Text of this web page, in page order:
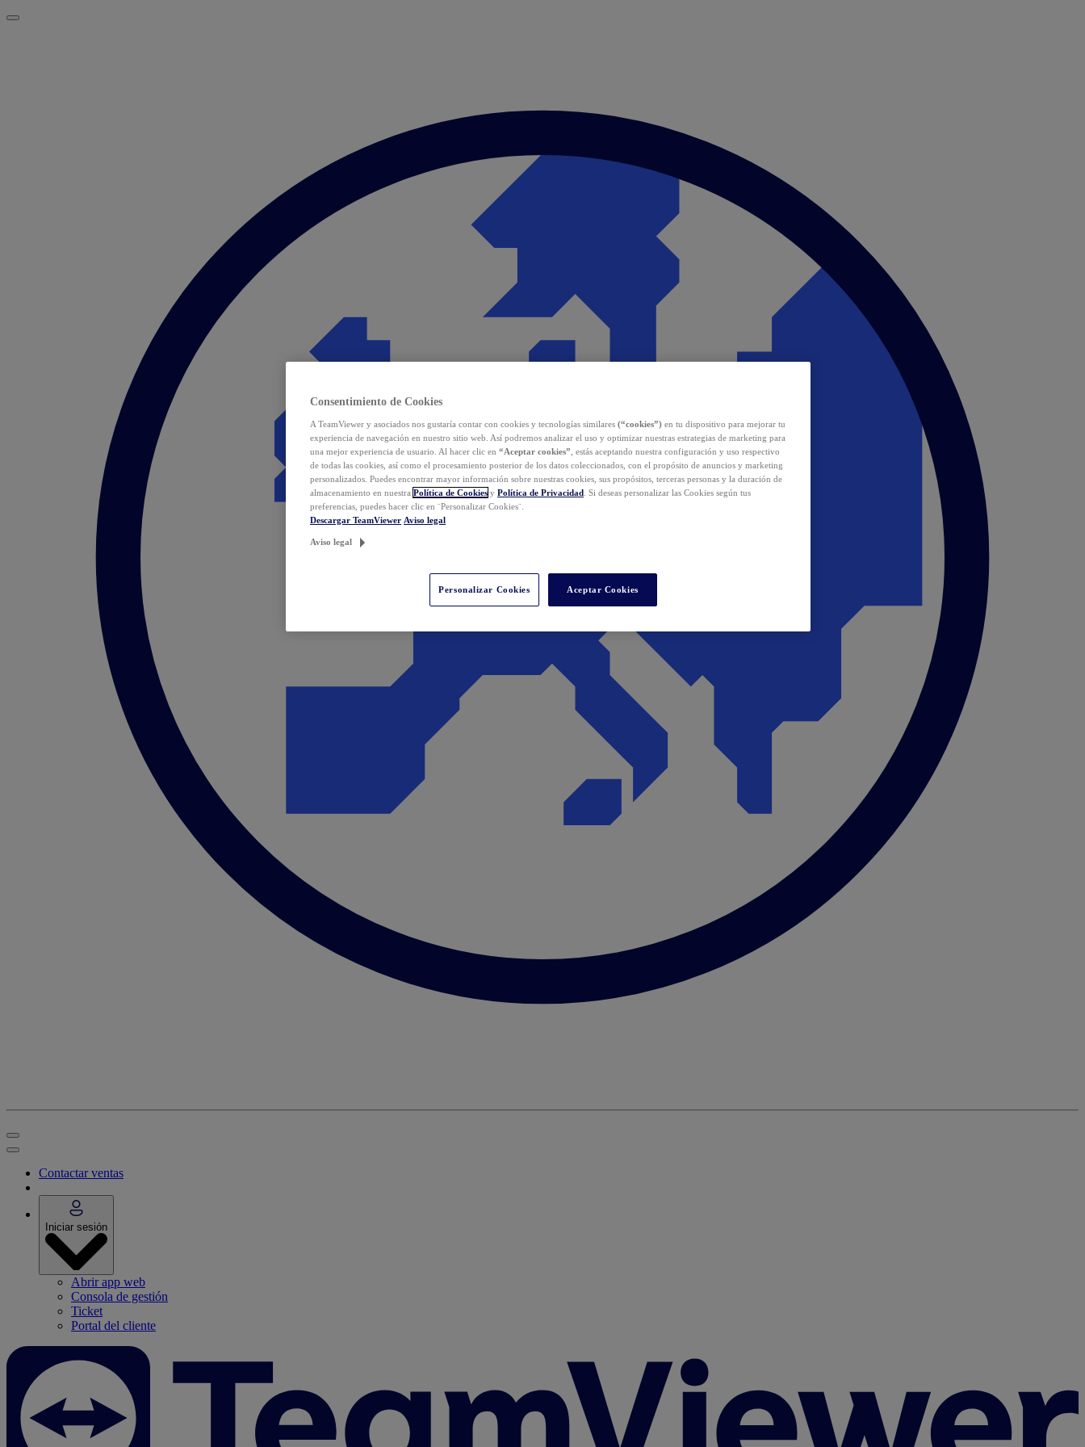
Contactar ventas
Iniciar sesión
Abrir app web
Consola de gestión
Ticket
Portal del cliente
Consentimiento de Cookies
A TeamViewer y asociados nos gustaría contar con cookies y tecnologías similares (“cookies”) en tu dispositivo para mejorar tu
experiencia de navegación en nuestro sitio web. Así podremos analizar el uso y optimizar nuestras estrategias de marketing para
una mejor experiencia de usuario. Al hacer clic en “Aceptar cookies” , estás aceptando nuestra configuración y uso respectivo
de todas las cookies, así como el procesamiento posterior de los datos coleccionados, con el propósito de anuncios y marketing
personalizados. Puedes encontrar mayor información sobre nuestras cookies, sus propósitos, terceras personas y la duración de
almacenamiento en nuestra Política de Cookies y Política de Privacidad . Si deseas personalizar las Cookies según tus
preferencias, puedes hacer clic en ¨Personalizar Cookies¨.
Descargar TeamViewer Aviso legal
Aviso legal
Personalizar Cookies Aceptar Cookies